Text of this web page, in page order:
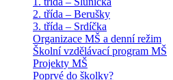
2. třída – Berušky
3. třída – Srdíčka
Organizace MŠ a denní režim
Školní vzdělávací program MŠ
Projekty MŠ
Poprvé do školky?